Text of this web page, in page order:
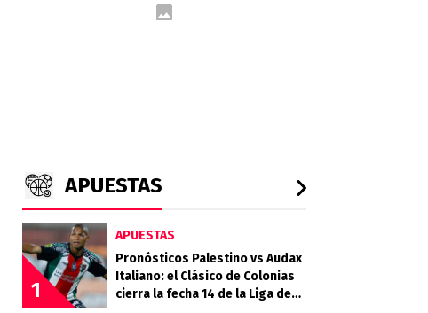
APUESTAS
1
APUESTAS
Pronósticos Palestino vs Audax
Italiano: el Clásico de Colonias
cierra la fecha 14 de la Liga de